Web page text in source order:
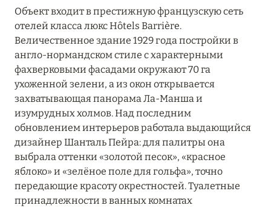
Объект входит в престижную французскую сеть
отелей класса люкс Hôtels Barrière.
Величественное здание 1929 года постройки в
англо-нормандском стиле с характерными
фахверковыми фасадами окружают 70 га
ухоженной зелени, а из окон открывается
захватывающая панорама Ла-Манша и
изумрудных холмов. Над последним
обновлением интерьеров работала выдающийся
дизайнер Шанталь Пейра: для палитры она
выбрала оттенки «золотой песок», «красное
яблоко» и «зелёное поле для гольфа», точно
передающие красоту окрестностей. Туалетные
принадлежности в ванных комнатах